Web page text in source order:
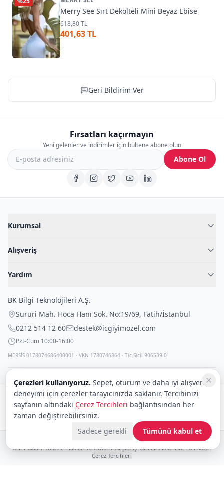
Merry See Sırt Dekolteli Mini Beyaz Ebise
618,80 TL
401,63 TL
Geri Bildirim Ver
Fırsatları kaçırmayın
Yeni gelenler ve indirimler için bültene abone olun
Abone Ol
Kurumsal
Blog
İç Giyim Rehberi
Alışveriş
Fantazi İç Giyim
Çocuk İç Giyim
Outlet Fırsatları
Yardım
İade Politikası
Gizli Paketleme
BK Bilgi Teknolojileri A.Ş.
Sururi Mah. Hoca Hanı Sok. No:19/69, Fatih/İstanbul
0212 514 12 60
destek@icgiyimozel.com
Pzt-Cum 10:00-16:00
MERSİS 0178074686400001 · VKN 1780746864 · Tic.Sicil 906539-0
Güvenli alışveriş:
Kargo: DHL
© 2008–2026 BK Bilgi Teknolojileri ve Ticaret A.Ş.
Telif Hakları|Tüketici Hakları ve Güvenli Alışveriş|Gizlilik İlkeleri ve Politikası|
Çerez Tercihleri
Çerezleri kullanıyoruz. Sepet, oturum ve daha iyi alışveriş
deneyimi için çerezler tarayıcınızda saklanır. Tercihinizi
sayfanın altındaki Çerez Tercihleri bağlantısından her
zaman değiştirebilirsiniz.
Sadece gerekli
Tümünü kabul et